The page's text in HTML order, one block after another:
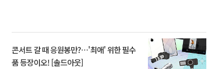
콘서트 갈 때 응원봉만?⋯'최애' 위한 필수
품 등장이오! [솔드아웃]